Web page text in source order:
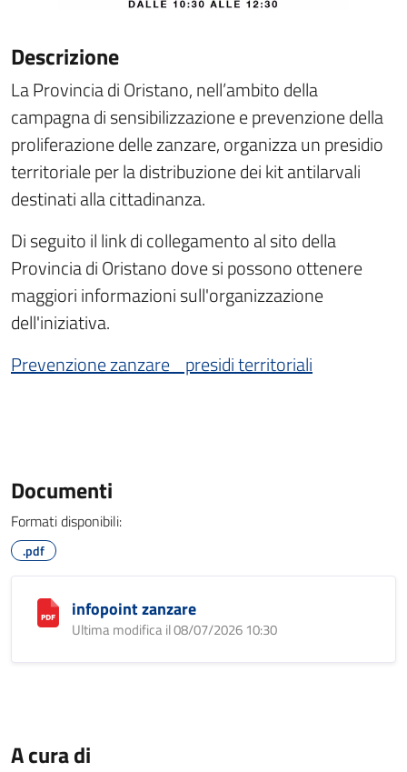
Descrizione
La Provincia di Oristano, nell’ambito della
campagna di sensibilizzazione e prevenzione della
proliferazione delle zanzare, organizza un presidio
territoriale per la distribuzione dei kit antilarvali
destinati alla cittadinanza.
Di seguito il link di collegamento al sito della
Provincia di Oristano dove si possono ottenere
maggiori informazioni sull'organizzazione
dell'iniziativa.
Prevenzione zanzare_ presidi territoriali
Documenti
Formati disponibili:
.pdf
infopoint zanzare
Ultima modifica il 08/07/2026 10:30
A cura di